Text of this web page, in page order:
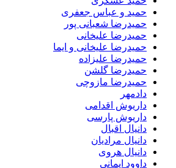
حمید و عباس جعفری
حمیدرضا شعبانی پور
حمیدرضا علیخانی
حمیدرضا علیخانی و ایما
حمیدرضا علیزاده
حمیدرضا گلشن
حمیدرضا مازوچی
دادمهر
داریوش اقدامی
داریوش پارسی
دانیال اقبال
دانیال مرادیان
دانیال هروی
داوود ایمانی